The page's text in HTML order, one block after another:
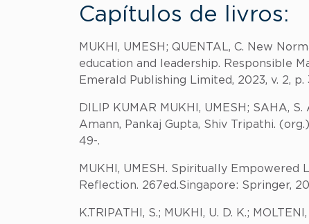
Capítulos de livros:
MUKHI, UMESH; QUENTAL, C. New
education and leadership. Responsible
Emerald Publishing Limited, 2023, v. 2, p.
DILIP KUMAR MUKHI, UMESH; SAHA,
Amann, Pankaj Gupta, Shiv Tripathi.
49-.
MUKHI, UMESH. Spiritually
Reflection. 267ed.Singapore: Springer,
K.TRIPATHI, S.; MUKHI, U. D. K.;